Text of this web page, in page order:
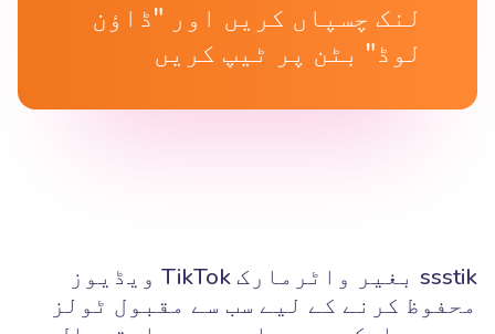
لنک چسپاں کریں اور "ڈاؤن
لوڈ" بٹن پر ٹیپ کریں
ssstik بغیر واٹرمارک TikTok ویڈیوز
محفوظ کرنے کے لیے سب سے مقبول ٹولز